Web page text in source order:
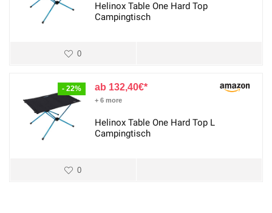
Helinox Table One Hard Top
Campingtisch
0
- 22% 132,40€
+ 6 more
Helinox Table One Hard Top L
Campingtisch
0